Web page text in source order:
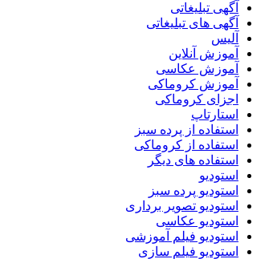
آگهی تبلیغاتی
آگهی های تبلیغاتی
آلیس
آموزش آنلاین
آموزش عکاسی
آموزش کروماکی
اجزای کروماکی
استارتاپ
استفاده از پرده سبز
استفاده از کروماکی
استفاده های دیگر
استودیو
استودیو پرده سبز
استودیو تصویر برداری
استودیو عکاسی
استودیو فیلم آموزشی
استودیو فیلم سازی